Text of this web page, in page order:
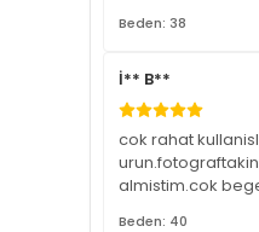
Beden: 38
İ** B**
cok rahat
almistim.cok
Beden: 40